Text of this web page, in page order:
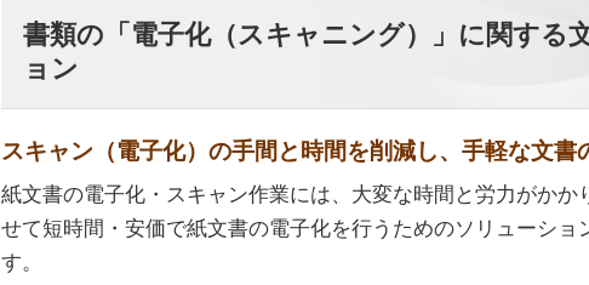
書類の「電子化（スキャニング）」に関する
ョン
スキャン（電子化）の手間と時間を削減し、手軽な文書
紙文書の電子化・スキャン作業には、大変な時間と労力がかか
せて短時間・安価で紙文書の電子化を行うためのソリューショ
す。